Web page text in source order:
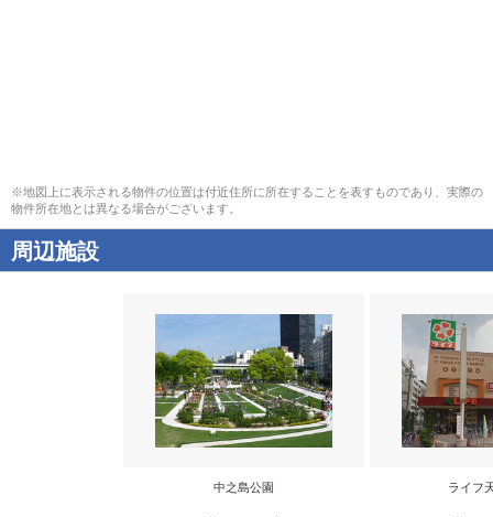
※地図上に表示される物件の位置は付近住所に所在することを表すものであり、実際の
物件所在地とは異なる場合がございます。
周辺施設
中之島公園 ライフ